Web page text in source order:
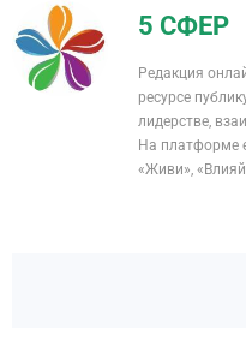
5 СФЕР
Редакция
ресурсе
лидерстве,
На платформе
«Живи»,